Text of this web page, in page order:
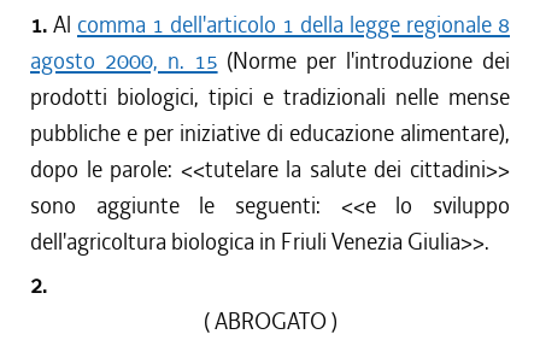
1. Al comma 1 dell'articolo 1 della legge regionale 8
agosto 2000, n. 15 (Norme per l'introduzione dei
prodotti biologici, tipici e tradizionali nelle mense
pubbliche e per iniziative di educazione alimentare),
dopo le parole: <<tutelare la salute dei cittadini>>
sono aggiunte le seguenti: <<e lo sviluppo
dell'agricoltura biologica in Friuli Venezia Giulia>>.
2.
( ABROGATO )